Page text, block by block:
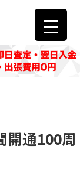
通100周